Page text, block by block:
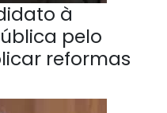
à
pelo
reformas